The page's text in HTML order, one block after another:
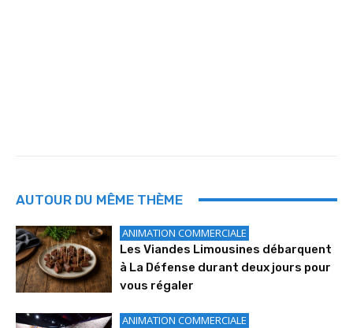
AUTOUR DU MÊME THÈME
ANIMATION COMMERCIALE
Les Viandes Limousines débarquent
à La Défense durant deux jours pour
vous régaler
ANIMATION COMMERCIALE